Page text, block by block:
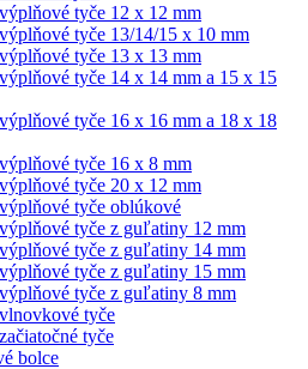
tyče 12 x 12 mm
tyče 13/14/15 x 10 mm
tyče 13 x 13 mm
tyče 14 x 14 mm a 15 x 15
tyče 16 x 16 mm a 18 x 18
tyče 16 x 8 mm
tyče 20 x 12 mm
tyče oblúkové
tyče z guľatiny 12 mm
tyče z guľatiny 14 mm
tyče z guľatiny 15 mm
tyče z guľatiny 8 mm
tyče
tyče
bolce